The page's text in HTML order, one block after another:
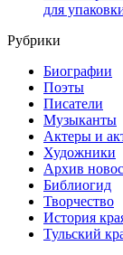
для
Рубрики
Биографии
Поэты
Писатели
Музыканты
Актеры и
Художники
Архив
Библиогид
Творчество
История
Тульский